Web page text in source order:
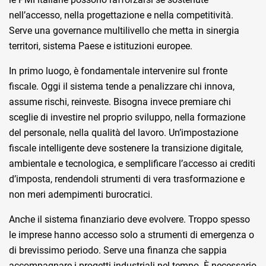
nell’accesso, nella progettazione e nella competitività.
Serve una governance multilivello che metta in sinergia
territori, sistema Paese e istituzioni europee.
In primo luogo, è fondamentale intervenire sul fronte
fiscale. Oggi il sistema tende a penalizzare chi innova,
assume rischi, reinveste. Bisogna invece premiare chi
sceglie di investire nel proprio sviluppo, nella formazione
del personale, nella qualità del lavoro. Un’impostazione
fiscale intelligente deve sostenere la transizione digitale,
ambientale e tecnologica, e semplificare l’accesso ai crediti
d’imposta, rendendoli strumenti di vera trasformazione e
non meri adempimenti burocratici.
Anche il sistema finanziario deve evolvere. Troppo spesso
le imprese hanno accesso solo a strumenti di emergenza o
di brevissimo periodo. Serve una finanza che sappia